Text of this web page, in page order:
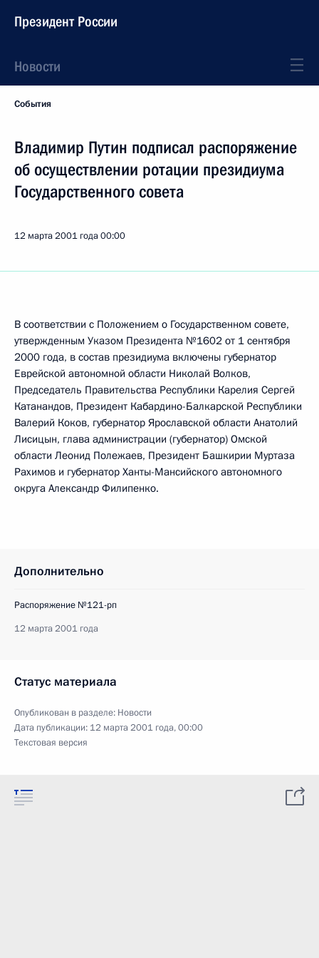
Президент России
Новости
События
Владимир Путин подписал распоряжение
об осуществлении ротации президиума
Государственного совета
12 марта 2001 года00:00
В соответствии с Положением о Государственном совете,
утвержденным Указом Президента №1602 от 1 сентября
2000 года, в состав президиума включены губернатор
Еврейской автономной области Николай Волков,
Председатель Правительства Республики Карелия Сергей
Катанандов, Президент Кабардино-Балкарской Республики
Валерий Коков, губернатор Ярославской области Анатолий
Лисицын, глава администрации (губернатор) Омской
области Леонид Полежаев, Президент Башкирии Муртаза
Рахимов и губернатор Ханты-Мансийского автономного
округа Александр Филипенко.
Дополнительно
Распоряжение №121-рп
12 марта 2001 года
Статус материала
Опубликован в разделе: Новости
Дата публикации: 12 марта 2001 года, 00:00
Текстовая версия